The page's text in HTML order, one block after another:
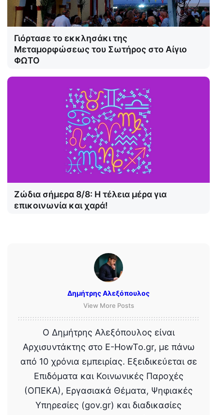
Γιόρτασε το εκκλησάκι της
Μεταμορφώσεως του Σωτήρος στο Αίγιο
ΦΩΤΟ
Ζώδια σήμερα 8/8: Η τέλεια μέρα για
επικοινωνία και χαρά!
Δημήτρης Αλεξόπουλος
View More Posts
Ο Δημήτρης Αλεξόπουλος είναι
Αρχισυντάκτης στο E-HowTo.gr, με πάνω
από 10 χρόνια εμπειρίας. Εξειδικεύεται σε
Επιδόματα και Κοινωνικές Παροχές
(ΟΠΕΚΑ), Εργασιακά Θέματα, Ψηφιακές
Υπηρεσίες (gov.gr) και διαδικασίες